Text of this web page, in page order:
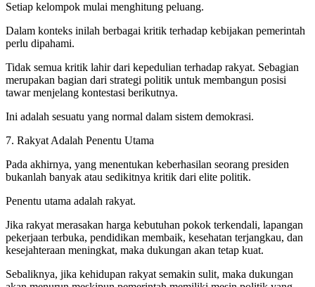
Setiap kelompok mulai menghitung peluang.
Dalam konteks inilah berbagai kritik terhadap kebijakan pemerintah
perlu dipahami.
Tidak semua kritik lahir dari kepedulian terhadap rakyat. Sebagian
merupakan bagian dari strategi politik untuk membangun posisi
tawar menjelang kontestasi berikutnya.
Ini adalah sesuatu yang normal dalam sistem demokrasi.
7. Rakyat Adalah Penentu Utama
Pada akhirnya, yang menentukan keberhasilan seorang presiden
bukanlah banyak atau sedikitnya kritik dari elite politik.
Penentu utama adalah rakyat.
Jika rakyat merasakan harga kebutuhan pokok terkendali, lapangan
pekerjaan terbuka, pendidikan membaik, kesehatan terjangkau, dan
kesejahteraan meningkat, maka dukungan akan tetap kuat.
Sebaliknya, jika kehidupan rakyat semakin sulit, maka dukungan